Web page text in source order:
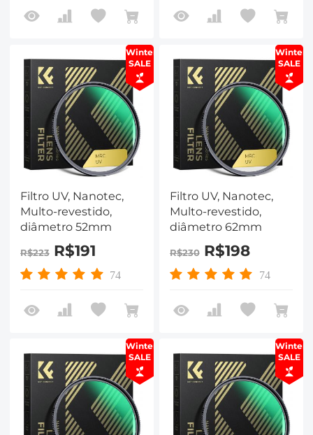
Winter
SALE
Filtro UV, Nanotec,
Multo-revestido,
diâmetro 52mm
R$223R$191
74
Winter
SALE
Filtro UV, Nanotec,
Multo-revestido,
diâmetro 62mm
R$230R$198
74
Winter
SALE
Winter
SALE